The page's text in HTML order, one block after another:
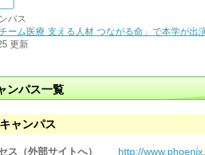
パス
チーム医療 支える人材 つながる命」で本学が出
更新
ンパス一覧
ャンパス
ス（外部サイトへ） http://